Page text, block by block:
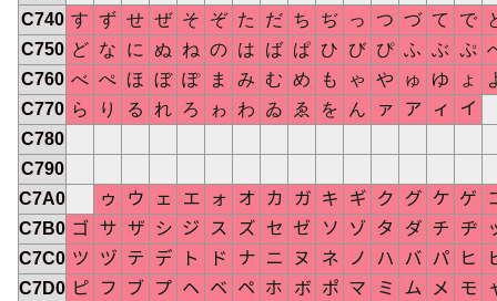
C740 す ず せ ぜ そ ぞ た だ ち ぢ っ つ づ て で
C750 ど な に ぬ ね の は ば ぱ ひ び ぴ ふ ぶ ぷ
C760 べ ぺ ほ ぼ ぽ ま み む め も ゃ や ゅ ゆ ょ
C770 ら り る れ ろ ゎ わ ゐ ゑ を ん ァ ア ィ
イ
C780
C790
C7A0
ゥ ウ ェ エ ォ オ カ ガ キ ギ ク グ ケ ゲ
C7B0 ゴ サ ザ シ ジ ス ズ セ ゼ ソ ゾ タ ダ チ ヂ
C7C0 ツ ヅ テ デ ト ド ナ ニ ヌ ネ ノ ハ バ パ ヒ
C7D0 ピ フ ブ プ ヘ ベ ペ ホ ボ ポ マ ミ ム メ モ